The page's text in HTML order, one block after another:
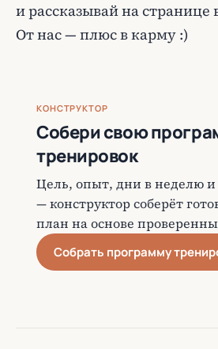
и рассказывай на странице
От нас — плюс в карму :)
КОНСТРУКТОР
Собери свою
тренировок
Цель, опыт, дни в неделю и
— конструктор соберёт
план на основе
Собрать программу